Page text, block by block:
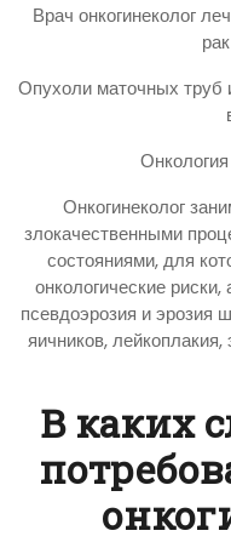
Врач онкогинеколог
Опухоли маточных труб
Онкогинеколог
злокачественными
состояниями, для
онкологические
псевдоэрозия и эрозия
яичников,
В каких